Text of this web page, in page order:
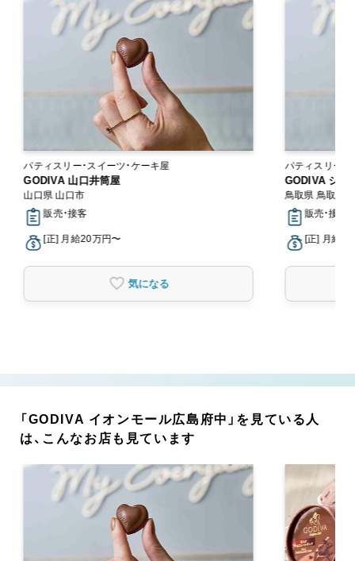
パティスリー・スイーツ・ケーキ屋
GODIVA 山口井筒屋
山口県 山口市
販売・接客
[正] 月給20万円〜
気になる
パティスリー・
GODIVA シャ
鳥取県 鳥取市
販売・接客
[正] 月給
「GODIVA イオンモール広島府中」を見ている人
は、こんなお店も見ています